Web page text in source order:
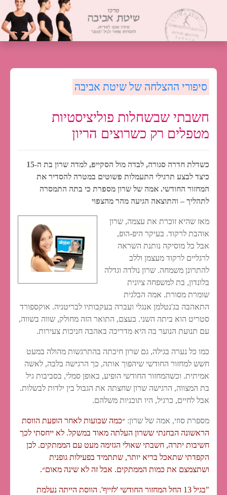
סיפורי ההצלחה של שיטת אביבה
חשבתי שבשחלות פוליציסטיות
מטפלים רק כשרוצים הריון
כשדלת חדרה סגורה, לבדה מול הסקייפ, למדה שרון בת ה-15
כיצד לבצע תרגילי התעמלות פשוטים במטרה להסדיר את
המחזור החודשי. אמה של שרון מספרת כי בתה התמסרה
לתהליך – והתוצאה הגיעה מהר מהצפוי
מאז שהיא זוכרת את עצמה, שרון
אוהבת לרקוד. בעיקר היפ-הופ,
אבל כל מוסיקה נותנת השראה
לרגליים לרקוד מעצמן וללב
להתרונן משמחה. שרון נולדה וגדלה
בלונדון, בת למשפחה ציונית
שומרת מסורת. אמה הבלגית
התאהבה בג'נטלמן אנגלי ועברה בעקבותיו לבריטניה. אוקספורד
סטריט הוא ביתה השני. בעצם, התואר הזה מחולק, שווה בשווה,
עם תנועת הנוער בה היא מדריכה באהבה חניכות צעירות.
כמו כל נערה בגילה, גם שרון חיכתה בהתרגשות מהולה במעט
חשש למחזור החודשי שיהפוך אותה, כך הרגישה בלבה, לאשה
אמיתית. וכשהמחזור החודשי הופיע, באופן סמלי, בסביבות גיל
בת המצווה, הרגישה שרון שחצתה את הגבול בין ילדות לבשלות.
אבל לחיים, כרגיל, היו תוכניות משלהם.
מספרת סוזי, אמה של שרון: ״כמה שבועות לאחר הופעת הווסת
הראשונה הבחנתי ששרון העלתה מאוד במשקל. לא ייחסתי לכך
חשיבות יתרה, חשבתי שאולי הגזימה מעט עם הממתקים. לכן
הקפדתי שתאכל בריא יותר, שתתמיד בפעילות גופנית
ושתצמצם את כמות הממתקים. אבל זה לא שינה מאום״.
"בגיל 13 החל המחזור החודשי 'לזייף'. הווסת הייתה נעלמת